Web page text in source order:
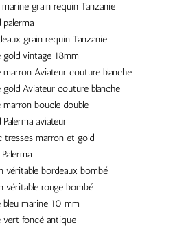
grain requin Tanzanie
grain requin Tanzanie
vintage 18mm
Aviateur couture blanche
Aviateur couture blanche
boucle double
aviateur
tresses marron et gold
véritable bordeaux bombé
véritable rouge bombé
marine 10 mm
vert foncé antique